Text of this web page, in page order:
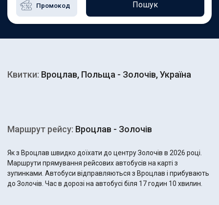
Пошук
Квитки: Вроцлав, Польща - Золочiв, Україна
Маршрут рейсу: Вроцлав - Золочiв
Як з Вроцлав швидко доїхати до центру Золочiв в 2026 році.
Маршрути прямування рейсових автобусів на карті з
зупинками. Автобуси відправляються з Вроцлав і прибувають
до Золочiв. Час в дорозі на автобусі біля 17 годин 10 хвилин.